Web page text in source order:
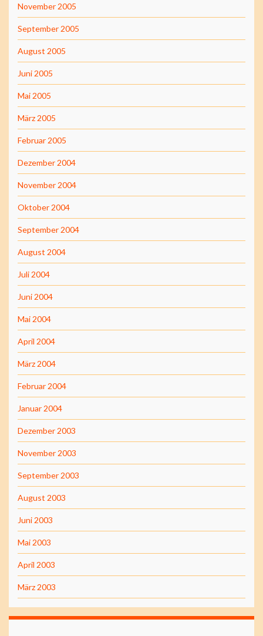
November 2005
September 2005
August 2005
Juni 2005
Mai 2005
März 2005
Februar 2005
Dezember 2004
November 2004
Oktober 2004
September 2004
August 2004
Juli 2004
Juni 2004
Mai 2004
April 2004
März 2004
Februar 2004
Januar 2004
Dezember 2003
November 2003
September 2003
August 2003
Juni 2003
Mai 2003
April 2003
März 2003